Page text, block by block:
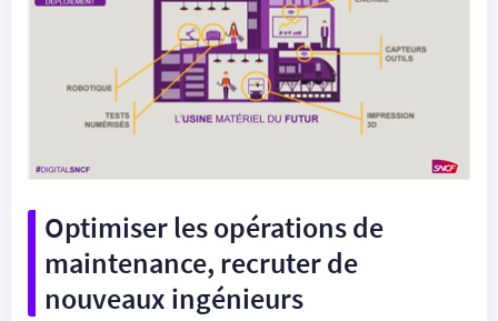
Optimiser les opérations de
maintenance, recruter de
nouveaux ingénieurs